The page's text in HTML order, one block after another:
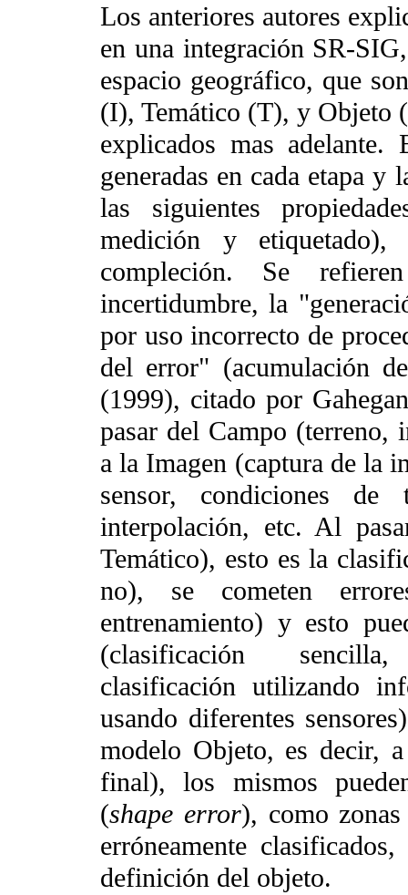
Los anteriores autores
en una integración SR-
espacio geográfico, que
(I), Temático (T), y Objeto
explicados mas
generadas en cada etapa y
las siguientes
medición y etiquetado),
compleción. Se
incertidumbre, la
por uso incorrecto de
del error" (acumulación
(1999), citado por
pasar del Campo (terreno,
a la Imagen (captura de la
sensor, condiciones de
interpolación, etc. Al
Temático), esto es la
no), se cometen
entrenamiento) y esto
(clasificación
clasificación utilizando
usando diferentes
modelo Objeto, es decir,
final), los mismos
(shape error), como
erróneamente
definición del objeto.